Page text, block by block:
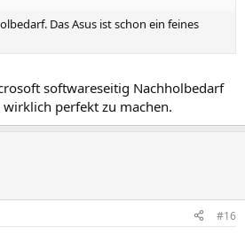
Das Asus ist schon ein feines
softwareseitig Nachholbedarf
perfekt zu machen.
#16